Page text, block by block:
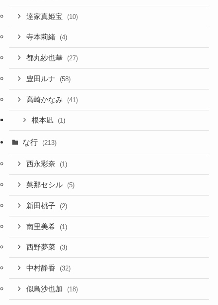
達家真姫宝 (10)
寺本莉緒 (4)
都丸紗也華 (27)
豊田ルナ (58)
高崎かなみ (41)
根本凪 (1)
な行 (213)
西永彩奈 (1)
菜那セシル (5)
新田桃子 (2)
南里美希 (1)
西野夢菜 (3)
中村静香 (32)
似鳥沙也加 (18)